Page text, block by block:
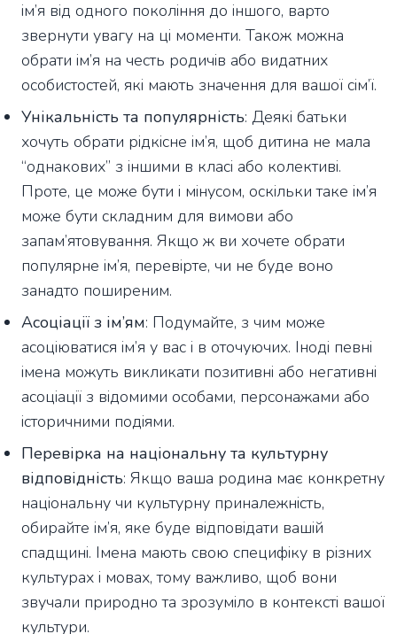
ім’я від одного покоління до іншого, варто
звернути увагу на ці моменти. Також можна
обрати ім’я на честь родичів або видатних
особистостей, які мають значення для вашої сім’ї.
Унікальність та популярність: Деякі батьки
хочуть обрати рідкісне ім’я, щоб дитина не мала
“однакових” з іншими в класі або колективі.
Проте, це може бути і мінусом, оскільки таке ім’я
може бути складним для вимови або
запам’ятовування. Якщо ж ви хочете обрати
популярне ім’я, перевірте, чи не буде воно
занадто поширеним.
Асоціації з ім’ям: Подумайте, з чим може
асоціюватися ім’я у вас і в оточуючих. Іноді певні
імена можуть викликати позитивні або негативні
асоціації з відомими особами, персонажами або
історичними подіями.
Перевірка на національну та культурну
відповідність: Якщо ваша родина має конкретну
національну чи культурну приналежність,
обирайте ім’я, яке буде відповідати вашій
спадщині. Імена мають свою специфіку в різних
культурах і мовах, тому важливо, щоб вони
звучали природно та зрозуміло в контексті вашої
культури.